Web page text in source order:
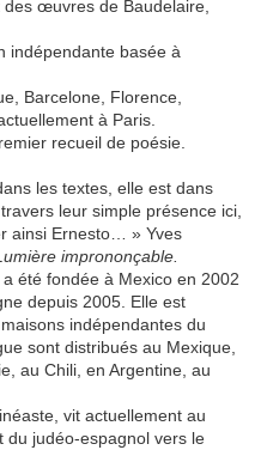
œuvres de Baudelaire,
indépendante basée à
Barcelone, Florence,
à Paris.
recueil de poésie.
les textes, elle est dans
leur simple présence ici,
ainsi Ernesto… » Yves
imprononçable.
a été fondée à Mexico en 2002
depuis 2005. Elle est
indépendantes du
sont distribués au Mexique,
au Chili, en Argentine, au
vit actuellement au
du judéo-espagnol vers le